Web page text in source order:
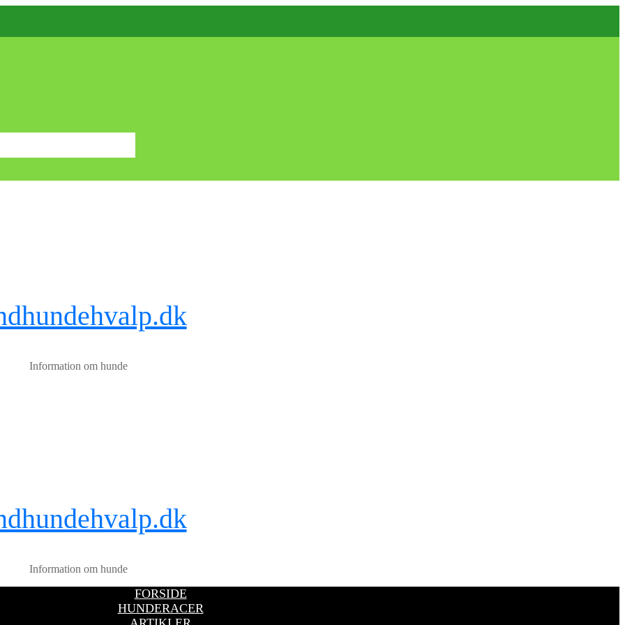
Information om hunde
Information om hunde
FORSIDE
HUNDERACER